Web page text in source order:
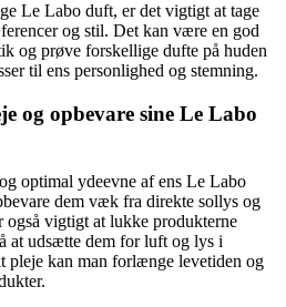
Le Labo duft, er det vigtigt at tage
og stil. Det kan være en god
og prøve forskellige dufte på huden
til ens personlighed og stemning.
og opbevare sine Le Labo
optimal ydeevne af ens Le Labo
dem væk fra direkte sollys og
også vigtigt at lukke produkterne
at udsætte dem for luft og lys i
pleje kan man forlænge levetiden og